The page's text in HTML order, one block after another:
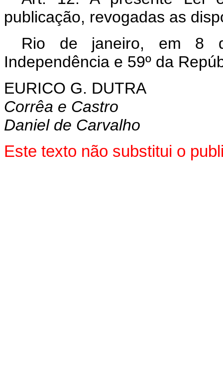
publicação, revogadas as
Rio de janeiro, em 8
Independência e 59º da
EURICO G. DUTRA
Corrêa e Castro
Daniel de Carvalho
Este texto não substitui o